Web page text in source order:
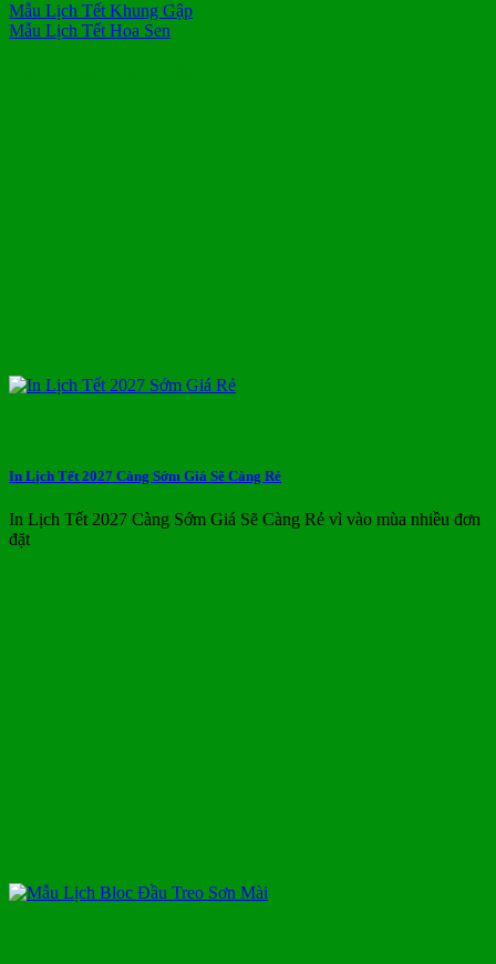
Mẫu Lịch Tết Khung Gập
Mẫu Lịch Tết Hoa Sen
In Lịch Tết 2027 Càng Sớm Giá Sẽ Càng Rẻ
In Lịch Tết 2027 Càng Sớm Giá Sẽ Càng Rẻ vì vào mùa nhiều đơn
đặt